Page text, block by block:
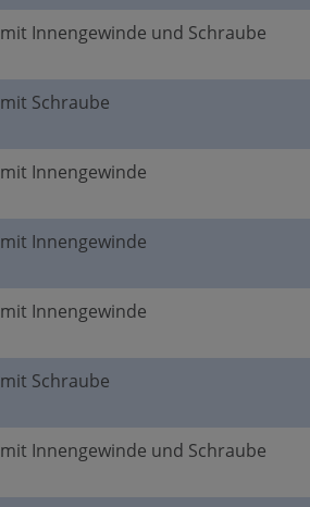
mit Innengewinde und Schraube
mit Schraube
mit Innengewinde
mit Innengewinde
mit Innengewinde
mit Schraube
mit Innengewinde und Schraube